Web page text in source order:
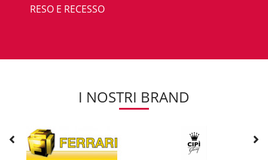
RESO E RECESSO
I NOSTRI BRAND